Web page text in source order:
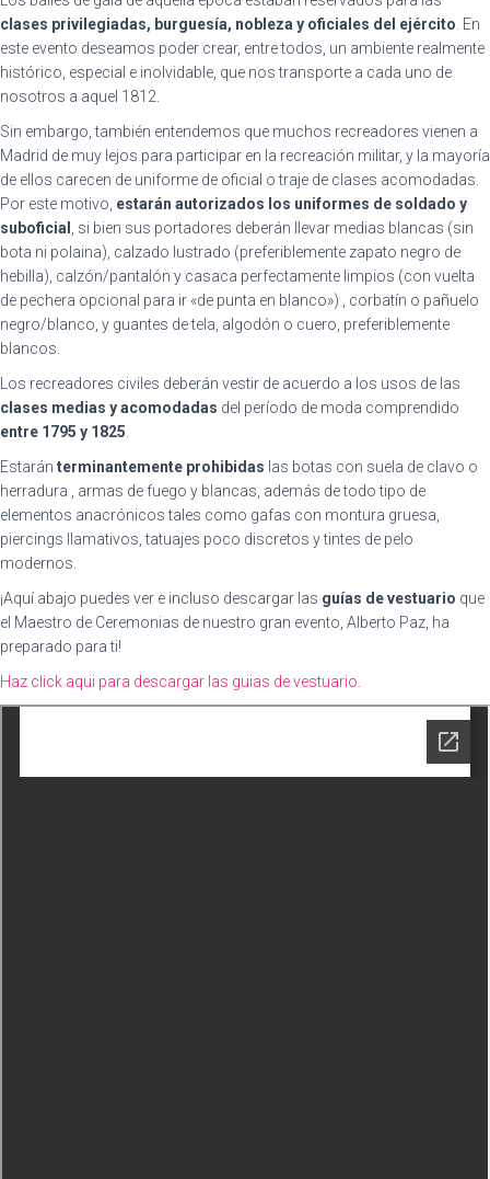
clases privilegiadas, burguesía, nobleza y oficiales del ejército. En
este evento deseamos poder crear, entre todos, un ambiente realmente
histórico, especial e inolvidable, que nos transporte a cada uno de
nosotros a aquel 1812.
Sin embargo, también entendemos que muchos recreadores vienen a
Madrid de muy lejos para participar en la recreación militar, y la mayoría
de ellos carecen de uniforme de oficial o traje de clases acomodadas.
Por este motivo, estarán autorizados los uniformes de soldado y
suboficial , si bien sus portadores deberán llevar medias blancas (sin
bota ni polaina), calzado lustrado (preferiblemente zapato negro de
hebilla), calzón/pantalón y casaca perfectamente limpios (con vuelta
de pechera opcional para ir «de punta en blanco») , corbatín o pañuelo
negro/blanco, y guantes de tela, algodón o cuero, preferiblemente
blancos.
Los recreadores civiles deberán vestir de acuerdo a los usos de las
clases medias y acomodadas del período de moda comprendido
entre 1795 y 1825.
Estarán terminantemente prohibidas las botas con suela de clavo o
herradura , armas de fuego y blancas, además de todo tipo de
elementos anacrónicos tales como gafas con montura gruesa,
piercings llamativos, tatuajes poco discretos y tintes de pelo
modernos.
¡Aquí abajo puedes ver e incluso descargar las guías de vestuario que
el Maestro de Ceremonias de nuestro gran evento, Alberto Paz, ha
preparado para ti!
Haz click aqui para descargar las guias de vestuario.